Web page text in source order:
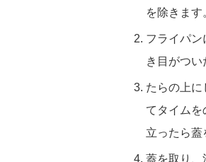
を除きます
フライパ
き目がつい
たらの上
てタイム
立ったら蓋
蓋を取り、